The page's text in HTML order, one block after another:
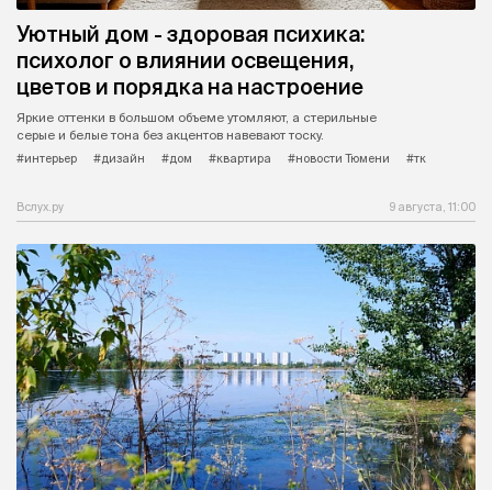
Уютный дом - здоровая психика:
психолог о влиянии освещения,
цветов и порядка на настроение
Яркие оттенки в большом объеме утомляют, а стерильные
серые и белые тона без акцентов навевают тоску.
#интерьер
#дизайн #дом #квартира #новости Тюмени #тк
Вслух.ру 9 августа, 11:00